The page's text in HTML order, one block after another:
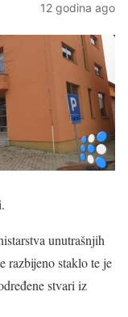
12 godina ago
unutrašnjih
razbijeno staklo te je
stvari iz